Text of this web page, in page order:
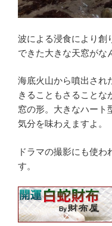
波による浸食により創
できた大きな天窓がな
海底火山から噴出され
きることもさることな
窓の形。大きなハート
気分を味わえますよ。
ドラマの撮影にも使
す。